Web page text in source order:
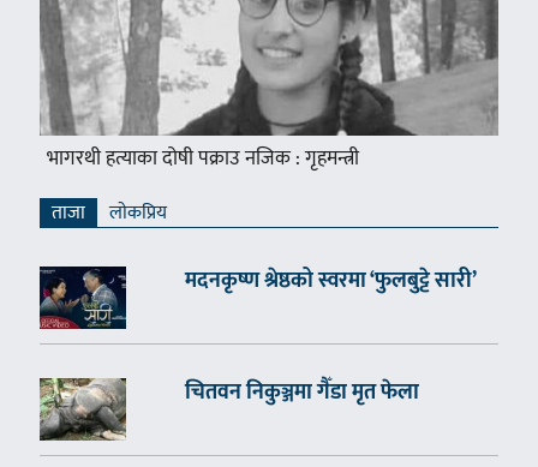
भागरथी हत्याका दोषी पक्राउ नजिक : गृहमन्त्री
ताजा लाेकप्रिय
मदनकृष्ण श्रेष्ठको स्वरमा ‘फुलबुट्टे सारी’
चितवन निकुञ्जमा गैँडा मृत फेला